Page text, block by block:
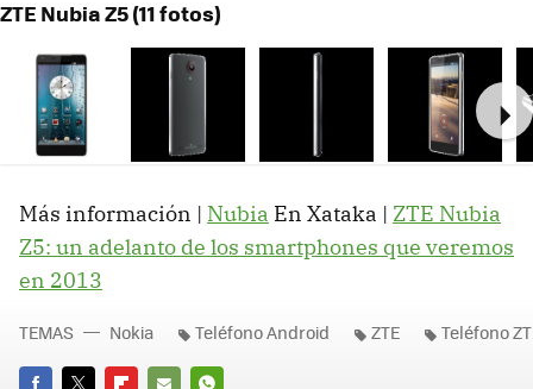
ZTE Nubia Z5 (11 fotos)
Más información | Nubia En Xataka | ZTE Nubia
Z5: un adelanto de los smartphones que veremos
en 2013
TEMAS Nokia Teléfono Android ZTE Teléfono